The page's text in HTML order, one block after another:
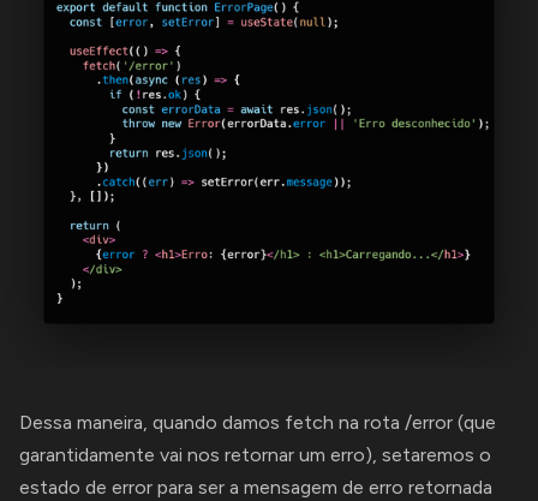
Dessa maneira, quando damos fetch na rota /error (que
garantidamente vai nos retornar um erro), setaremos o
estado de error para ser a mensagem de erro retornada